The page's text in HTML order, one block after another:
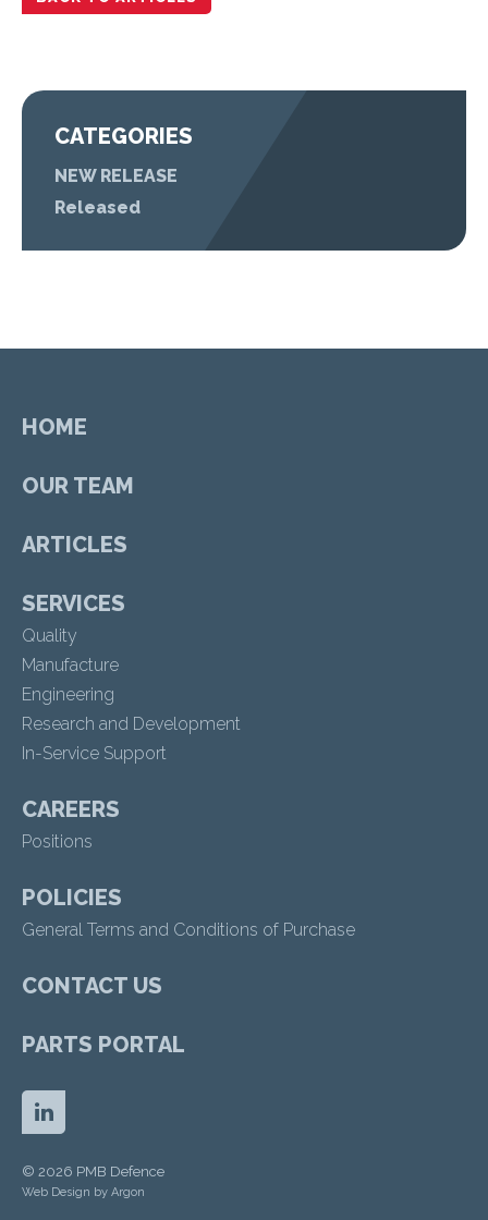
CATEGORIES
NEW RELEASE
Released
HOME
OUR TEAM
ARTICLES
SERVICES
Quality
Manufacture
Engineering
Research and Development
In-Service Support
CAREERS
Positions
POLICIES
General Terms and Conditions of Purchase
CONTACT US
PARTS PORTAL
© 2026 PMB Defence
Web Design by Argon